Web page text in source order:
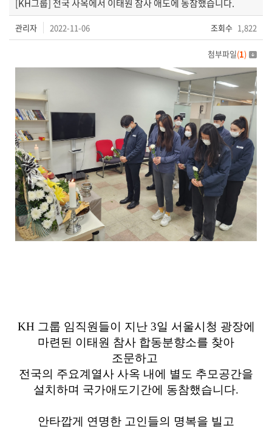
[KH그룹] 전국 사옥에서 이태원 참사 애도에 동참했습니다.
관리자 2022-11-06 조회수 1,822
첨부파일(1)
KH 그룹 임직원들이 지난 3일 서울시청 광장에
마련된 이태원 참사 합동분향소를 찾아
조문하고
전국의 주요계열사 사옥 내에 별도 추모공간을
설치하며 국가애도기간에 동참했습니다.
안타깝게 연명한 고인들의 명복을 빌고